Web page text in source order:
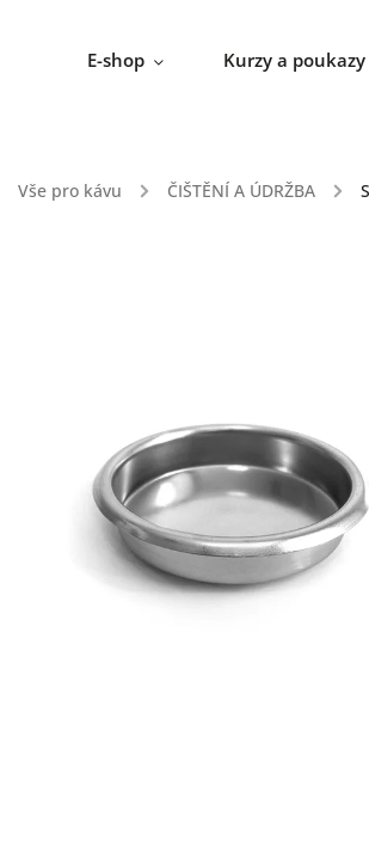
E-shop Kurzy a poukazy
Vše pro kávu / ČIŠTĚNÍ A ÚDRŽBA /